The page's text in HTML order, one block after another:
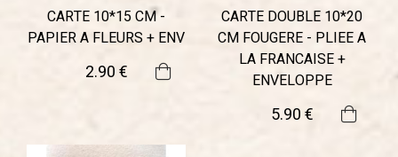
CARTE 10*15 CM -
PAPIER A FLEURS + ENV
2.90€
CARTE DOUBLE 10*20
CM FOUGERE - PLIEE A
LA FRANCAISE +
ENVELOPPE
5.90€